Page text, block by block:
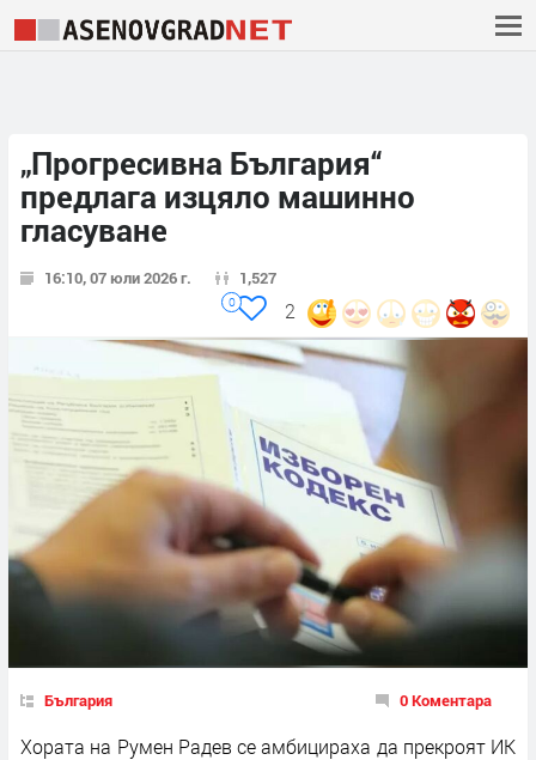
„Прогресивна България“
предлага изцяло машинно
гласуване
16:10, 07 юли 2026 г. 1,527
2
0
България 0 Коментара
Хората на Румен Радев се амбицираха да прекроят ИК